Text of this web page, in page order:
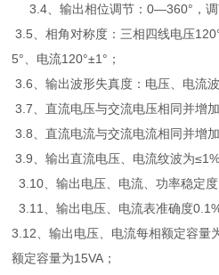
3.4、输出相位调节：0—360°，调
3.5、相角对称度：三相四线电压
5°、电流120°±1°；
3.6、输出波形失真度：电压、电流
3.7、直流电压与交流电压相同并增
3.8、直流电流与交流电流相同并增
3.9、输出直流电压、电流纹波为≤1%
3.10、输出电压、电流、功率稳定
3.11、输出电压、电流表准确度0.1%
3.12、输出电压、电流每相额定容量
额定容量为15VA；